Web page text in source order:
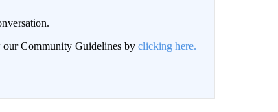
our Community Guidelines by clicking here.